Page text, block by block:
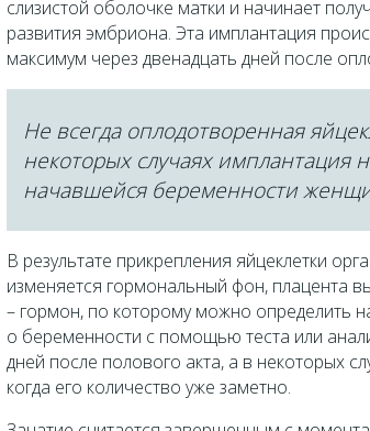
слизистой оболочке матки и начинает
развития эмбриона. Эта имплантация
максимум через двенадцать дней после
Не всегда оплодотворенная
некоторых случаях имплантация
начавшейся беременности
В результате прикрепления яйцеклетки
изменяется гормональный фон, плацента
– гормон, по которому можно определить
о беременности с помощью теста или
дней после полового акта, а в некоторых
когда его количество уже заметно.